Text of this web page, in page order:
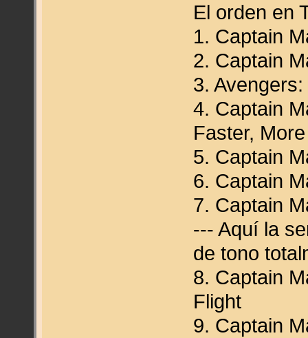
El orden en
1. Captain
2. Captain
3.
4. Captain
Faster, More
5. Captain
6. Captain
7. Captain
--- Aquí la
de tono
8. Captain
Flight
9. Captain